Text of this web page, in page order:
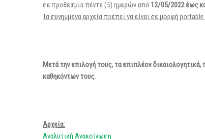
σε προθεσμία πέντε (5) ημερών από 12/05/2022 έως
Τα συνημμένα αρχεία πρέπει να είναι σε μορφή
Μετά την επιλογή τους, τα επιπλέον
καθηκόντων τους.
Αρχεία:
Αναλυτική Ανακοίνωση